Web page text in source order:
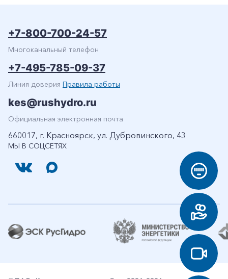
МЫ В СОЦСЕТЯХ
+7-800-700-24-57
Многоканальный телефон
+7-495-785-09-37
Линия доверия Правила работы
kes@rushydro.ru
Официальная электронная почта
660017, г. Красноярск, ул. Дубровинского, 43